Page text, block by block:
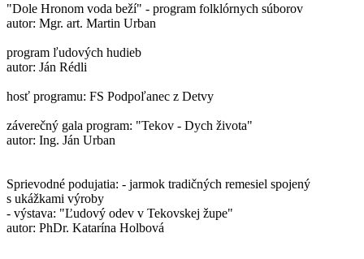
"Dole Hronom voda beží" - program folklórnych súborov
autor: Mgr. art. Martin Urban
program ľudových hudieb
autor: Ján Rédli
hosť programu: FS Podpoľanec z Detvy
záverečný gala program: "Tekov - Dych života"
autor: Ing. Ján Urban
Sprievodné podujatia: - jarmok tradičných remesiel spojený
s ukážkami výroby
- výstava: "Ľudový odev v Tekovskej župe"
autor: PhDr. Katarína Holbová